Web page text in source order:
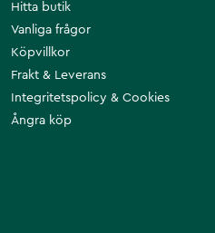
Hitta butik
Vanliga frågor
Köpvillkor
Frakt & Leverans
Integritetspolicy & Cookies
Ångra köp